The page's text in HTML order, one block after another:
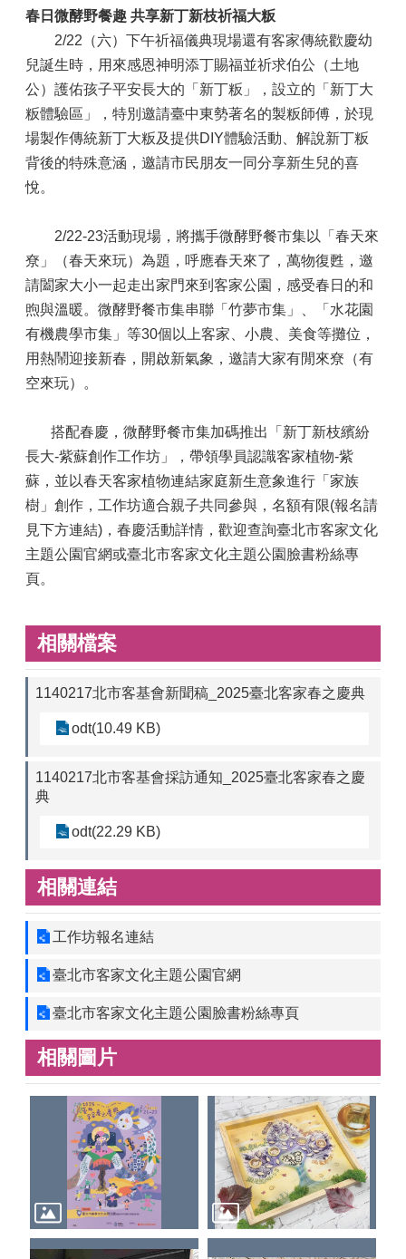
春日微酵野餐趣 共享新丁新枝祈福大粄
2/22（六）下午祈福儀典現場還有客家傳統歡慶幼
兒誕生時，用來感恩神明添丁賜福並祈求伯公（土地
公）護佑孩子平安長大的「新丁粄」，設立的「新丁大
粄體驗區」，特別邀請臺中東勢著名的製粄師傅，於現
場製作傳統新丁大粄及提供DIY體驗活動、解說新丁粄
背後的特殊意涵，邀請市民朋友一同分享新生兒的喜
悅。
2/22-23活動現場，將攜手微酵野餐市集以「春天來
尞」（春天來玩）為題，呼應春天來了，萬物復甦，邀
請闔家大小一起走出家門來到客家公園，感受春日的和
煦與溫暖。微酵野餐市集串聯「竹夢市集」、「水花園
有機農學市集」等30個以上客家、小農、美食等攤位，
用熱鬧迎接新春，開啟新氣象，邀請大家有閒來尞（有
空來玩）。
搭配春慶，微酵野餐市集加碼推出「新丁新枝繽紛
長大-紫蘇創作工作坊」，帶領學員認識客家植物-紫
蘇，並以春天客家植物連結家庭新生意象進行「家族
樹」創作，工作坊適合親子共同參與，名額有限(報名請
見下方連結)，春慶活動詳情，歡迎查詢臺北市客家文化
主題公園官網或臺北市客家文化主題公園臉書粉絲專
頁。
相關檔案
1140217北市客基會新聞稿_2025臺北客家春之慶典
odt(10.49 KB)
1140217北市客基會採訪通知_2025臺北客家春之慶
典
odt(22.29 KB)
相關連結
工作坊報名連結
臺北市客家文化主題公園官網
臺北市客家文化主題公園臉書粉絲專頁
相關圖片